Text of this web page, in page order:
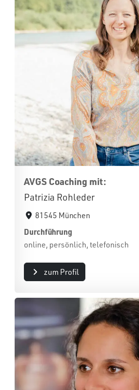
AVGS Coaching mit:
Patrizia Rohleder
81545 München
Durchführung
online, persönlich, telefonisch
zum Profil